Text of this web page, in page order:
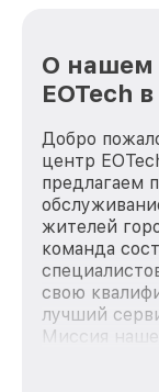
О нашем
EOTech
Добро
центр
предлагаем
жителей
команда
свою
лучший
Миссия
каждого